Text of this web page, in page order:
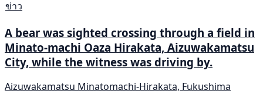
ข่าว
A bear was sighted crossing through a field in
Minato-machi Oaza Hirakata, Aizuwakamatsu
City, while the witness was driving by.
Aizuwakamatsu Minatomachi-Hirakata, Fukushima